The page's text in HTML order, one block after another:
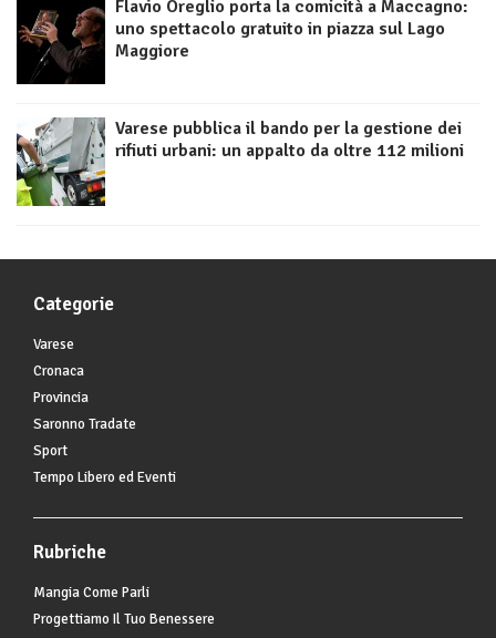
Flavio Oreglio porta la comicità a Maccagno:
uno spettacolo gratuito in piazza sul Lago
Maggiore
Varese pubblica il bando per la gestione dei
rifiuti urbani: un appalto da oltre 112 milioni
Categorie
Varese
Cronaca
Provincia
Saronno Tradate
Sport
Tempo Libero ed Eventi
Rubriche
Mangia Come Parli
Progettiamo Il Tuo Benessere